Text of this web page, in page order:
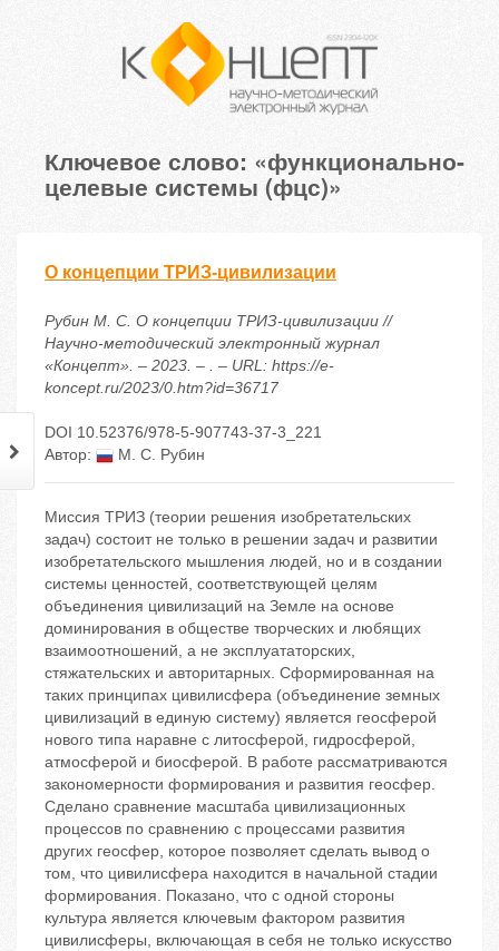
Ключевое слово: «функционально-
целевые системы (фцс)»
О концепции ТРИЗ-цивилизации
Рубин М. С. О концепции ТРИЗ-цивилизации //
Научно-методический электронный журнал
«Концепт». – 2023. – . – URL: https://e-
koncept.ru/2023/0.htm?id=36717
DOI 10.52376/978-5-907743-37-3_221
Автор:
М. С. Рубин
Миссия ТРИЗ (теории решения изобретательских
задач) состоит не только в решении задач и развитии
изобретательского мышления людей, но и в создании
системы ценностей, соответствующей целям
объединения цивилизаций на Земле на основе
доминирования в обществе творческих и любящих
взаимоотношений, а не эксплуататорских,
стяжательских и авторитарных. Сформированная на
таких принципах цивилисфера (объединение земных
цивилизаций в единую систему) является геосферой
нового типа наравне с литосферой, гидросферой,
атмосферой и биосферой. В работе рассматриваются
закономерности формирования и развития геосфер.
Сделано сравнение масштаба цивилизационных
процессов по сравнению с процессами развития
других геосфер, которое позволяет сделать вывод о
том, что цивилисфера находится в начальной стадии
формирования. Показано, что с одной стороны
культура является ключевым фактором развития
цивилисферы, включающая в себя не только искусство